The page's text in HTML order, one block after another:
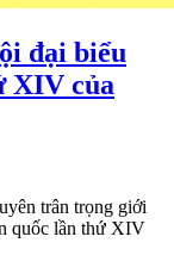
đại biểu
XIV của
trân trọng giới
quốc lần thứ XIV